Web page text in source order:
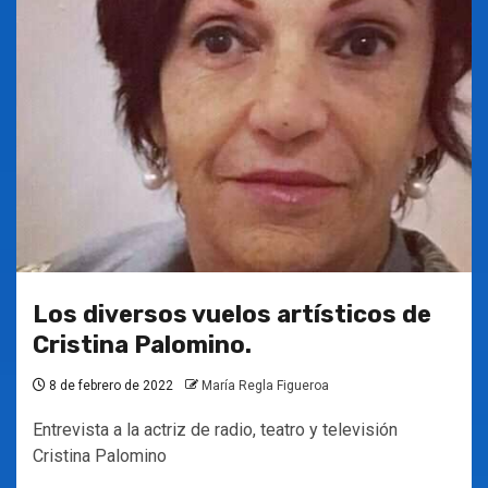
Los diversos vuelos artísticos de
Cristina Palomino.
8 de febrero de 2022 María Regla Figueroa
Entrevista a la actriz de radio, teatro y televisión
Cristina Palomino